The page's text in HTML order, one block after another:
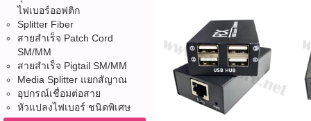
ไฟเบอร์ออฟติก
Splitter Fiber
สายสำเร็จ Patch Cord
SM/MM
สายสำเร็จ Pigtail SM/MM
Media Splitter แยกสัญาณ
อุปกรณ์เชื่อมต่อสาย
หัวแปลงไฟเบอร์ ชนิดพิเศษ